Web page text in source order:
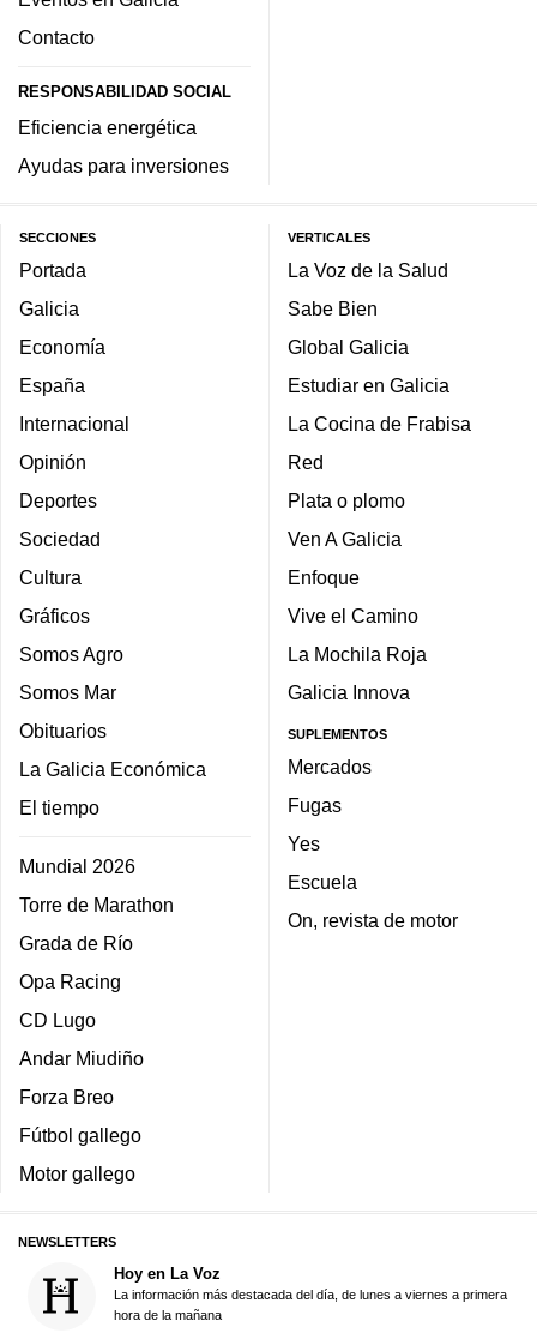
Contacto
RESPONSABILIDAD SOCIAL
Eficiencia energética
Ayudas para inversiones
SECCIONES
Portada
Galicia
Economía
España
Internacional
Opinión
Deportes
Sociedad
Cultura
Gráficos
Somos Agro
Somos Mar
Obituarios
La Galicia Económica
El tiempo
Mundial 2026
Torre de Marathon
Grada de Río
Opa Racing
CD Lugo
Andar Miudiño
Forza Breo
Fútbol gallego
Motor gallego
VERTICALES
La Voz de la Salud
Sabe Bien
Global Galicia
Estudiar en Galicia
La Cocina de Frabisa
Red
Plata o plomo
Ven A Galicia
Enfoque
Vive el Camino
La Mochila Roja
Galicia Innova
SUPLEMENTOS
Mercados
Fugas
Yes
Escuela
On, revista de motor
NEWSLETTERS
Hoy en La Voz
La información más destacada del día, de lunes a viernes a primera
hora de la mañana